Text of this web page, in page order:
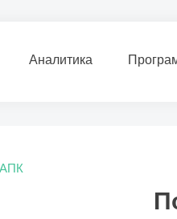
Аналитика
АПК